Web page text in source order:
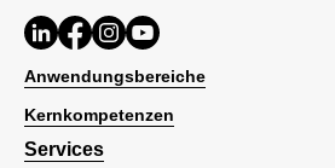
Anwendungsbereiche
Kernkompetenzen
Services